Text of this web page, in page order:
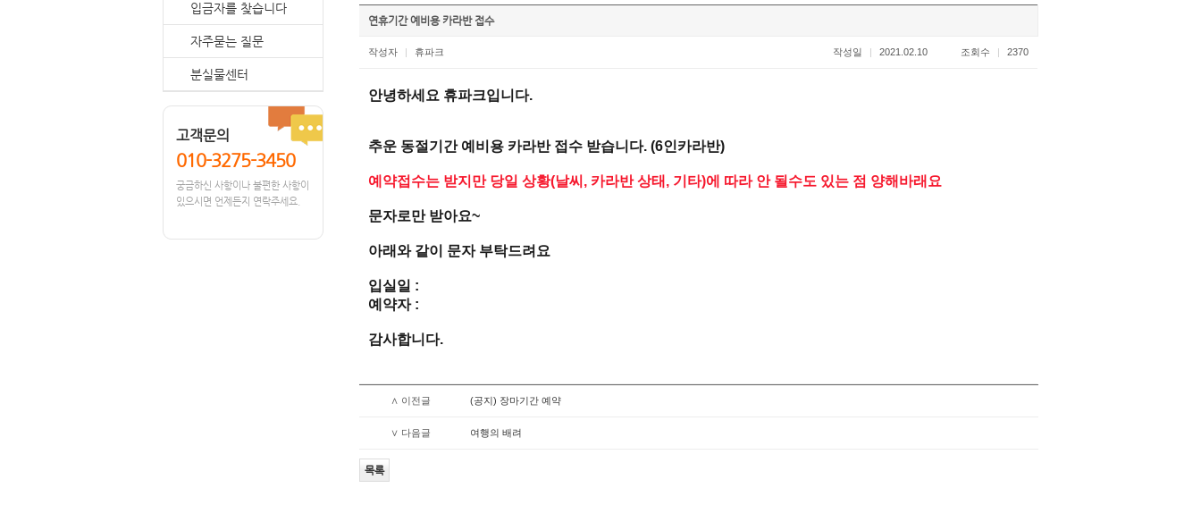
입금자를 찾습니다
자주묻는 질문
분실물센터
고객문의
010-3275-3450
궁금하신 사항이나 불편한 사항이
있으시면 언제든지 연락주세요.
연휴기간 예비용 카라반 접수
작성자 | 휴파크 작성일 | 2021.02.10 조회수 | 2370
안녕하세요 휴파크입니다.
추운 동절기간 예비용 카라반 접수 받습니다. (6인카라반)
예약접수는 받지만 당일 상황(날씨, 카라반 상태, 기타)에 따라 안 될수도 있는 점 양해바래요
문자로만 받아요~
아래와 같이 문자 부탁드려요
입실일 :
예약자 :
감사합니다.
∧ 이전글 (공지) 장마기간 예약
∨ 다음글 여행의 배려
목록